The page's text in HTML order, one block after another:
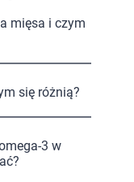
mięsa i czym
się różnią?
3 w